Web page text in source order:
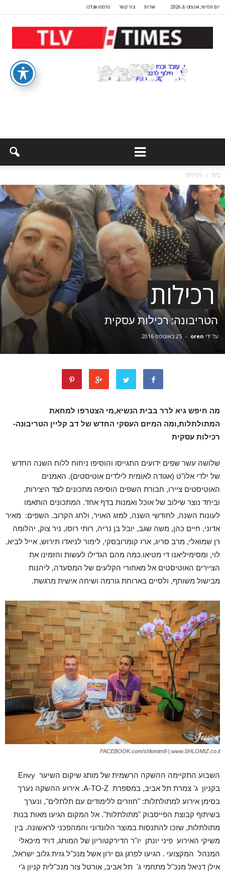
יום חמישי, אוגוסט 6, 2026 אודות צור קשר פרסמו אצלנו
בית רכילות
רכילות
הטריבונה: רכילות עסקית
על ידי oren
- 25 באוגוסט 2016
מה חיפש גיא לרר בבית הנשיא,מי הצטרפו למחאת
המתולתלות,ומה המיזם העסקי החדש של דב קליין הטריבונה-
רכילות עסקית
שלושה עשר שפים ידועים התגייסו והוסיפו ניחוח ללוח השנה החדש
של ילדי אלו"ט (אגודה לאומית לילדים אוטיסטים). האמנים
האוטיסטים ציירו, חבורת השפים הוסיפה מתכונים לצד היצירות,
וביחד נוצר שילוב של אוכל ואמנות בדף אחד. המתכונים הותאמו
לעונות השנה, לחודשי השנה, למזג האויר, ולחג הקרוב. השפים: מאיר
אדוני, חיים כהן, משה שגב, יובל בן נריה, רותי רוסו, ניר צוק, יהלומה
רן שמואלי, מרב סריג, ארז קומרובסקי, לימור לניאדו תירוש, אייל לביא,
לוי, ומסימיליאנו די מטיאו.כמה מהם הגדילו לעשות והזמינו את
הציירים האוטיסטים אל מאחורי הקלעים של המסעדה, ליהנות
מבישול משותף, ולסיים בארוחת גורמה ושיחה אישית מרגשת.
FACEBOOK.com/shlomim9 | www.SHLOMIZ.co.il
השבוע התקיימה ההשקה הרשמית של מותג שיקום השיער Envy
בקניון ג' צמרת תל אביב, במספרת A-TO-Z. אירוע ההשקה נערך
בסימן אירוע למתולתלות: "חוזרים ללימודים עם תלתלים", ונערך
בשיתוף קבוצת הפייסבוק "מתולתלות". אל המקום הגיעו מאות בנות
מתולתלות, שזכו להתנסות במוצר הלונדוני והמהפכני לראשונה. בין
משיקי האירוע פיני יונתן יו"ר הדירקטוריון של המותג, דויד מיכאלי
המנהל המקצועי . הגיעו לפרגן גם ירון אשל מנכ"ל גזית גלוב ישראל,
אילן דניאל מנכ"ל מתחמי ג' תל אביב, אורטל צור מנכ"לית קניון ג'י